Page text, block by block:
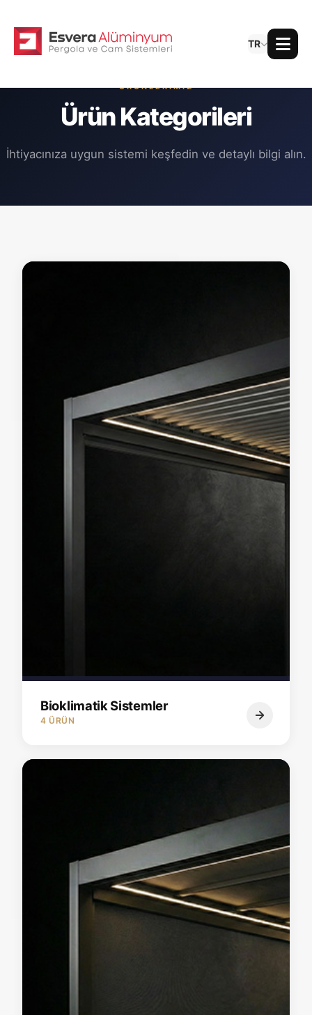
TR
ÜRÜNLERIMIZ
Ürün Kategorileri
İhtiyacınıza uygun sistemi keşfedin ve detaylı bilgi alın.
Bioklimatik Sistemler
4 ÜRÜN